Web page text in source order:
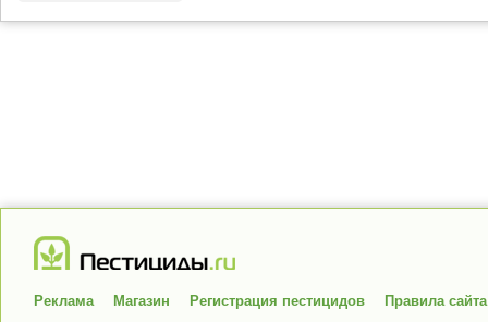
Реклама Магазин Регистрация пестицидов Правила сайта